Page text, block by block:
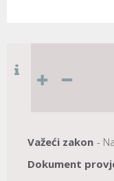
Važeći zakon -
Dokument